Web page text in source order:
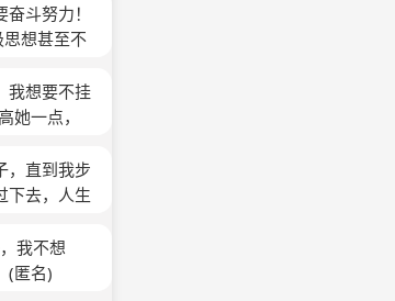
斗努力！
想甚至不
，彻彻底
我想要不挂
一点，
敢想，我
但是他在现
，直到我步
下去，人生
我不想
(匿名)